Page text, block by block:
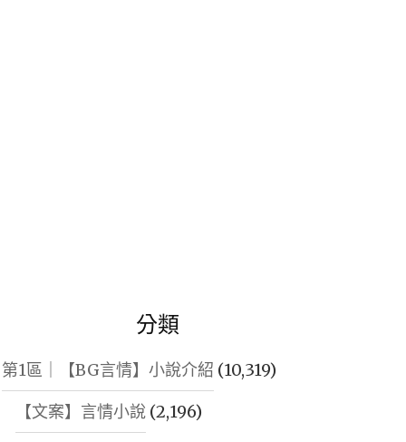
分類
第1區｜【BG言情】小說介紹 (10,319)
【文案】言情小說(2,196)